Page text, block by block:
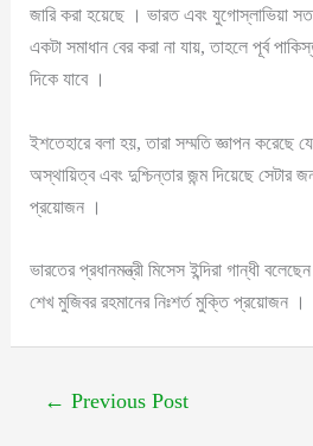
জারি করা হয়েছে । ভারত এবং যুগোস্লাভিয়া
একটা সমাধান বের করা না যায়, তাহলে পূর্ব
দিকে যাবে ।
ইশতেহারে বলা হয়, তারা সম্মতি জ্ঞাপন করেছে
অস্থায়িত্ব এবং দুশ্চিন্তার জন্ম দিয়েছে সেটার
প্রয়োজন ।
ভারতের প্রধানমন্ত্রী মিসেস ইন্দিরা গান্ধী
শেখ মুজিবর রহমানের নিঃশর্ত মুক্তি প্রয়োজন ।
← Previous Post